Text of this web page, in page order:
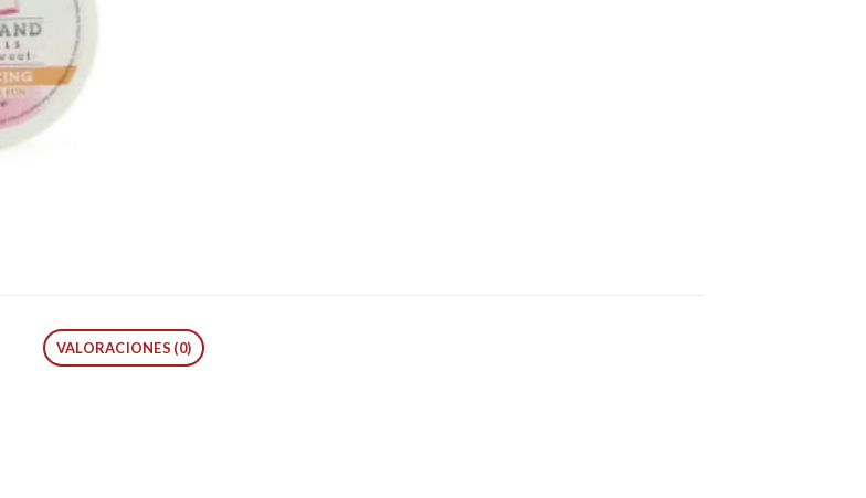
VALORACIONES (0)